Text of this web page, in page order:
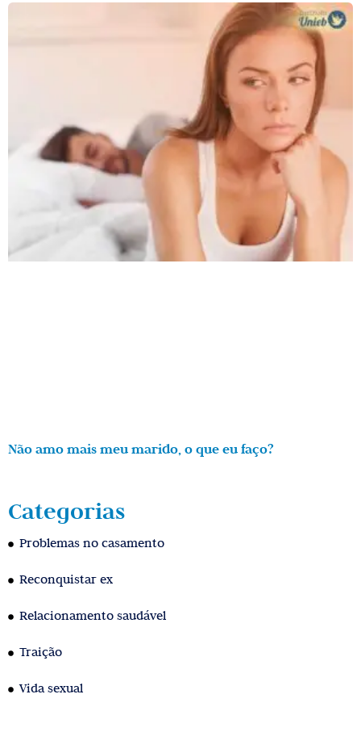
Não amo mais meu marido, o que eu faço?
Categorias
Problemas no casamento
Reconquistar ex
Relacionamento saudável
Traição
Vida sexual